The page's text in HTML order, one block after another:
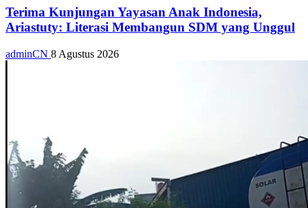
Terima Kunjungan Yayasan Anak Indonesia,
Ariastuty: Literasi Membangun SDM yang Unggul
adminCN 8 Agustus 2026